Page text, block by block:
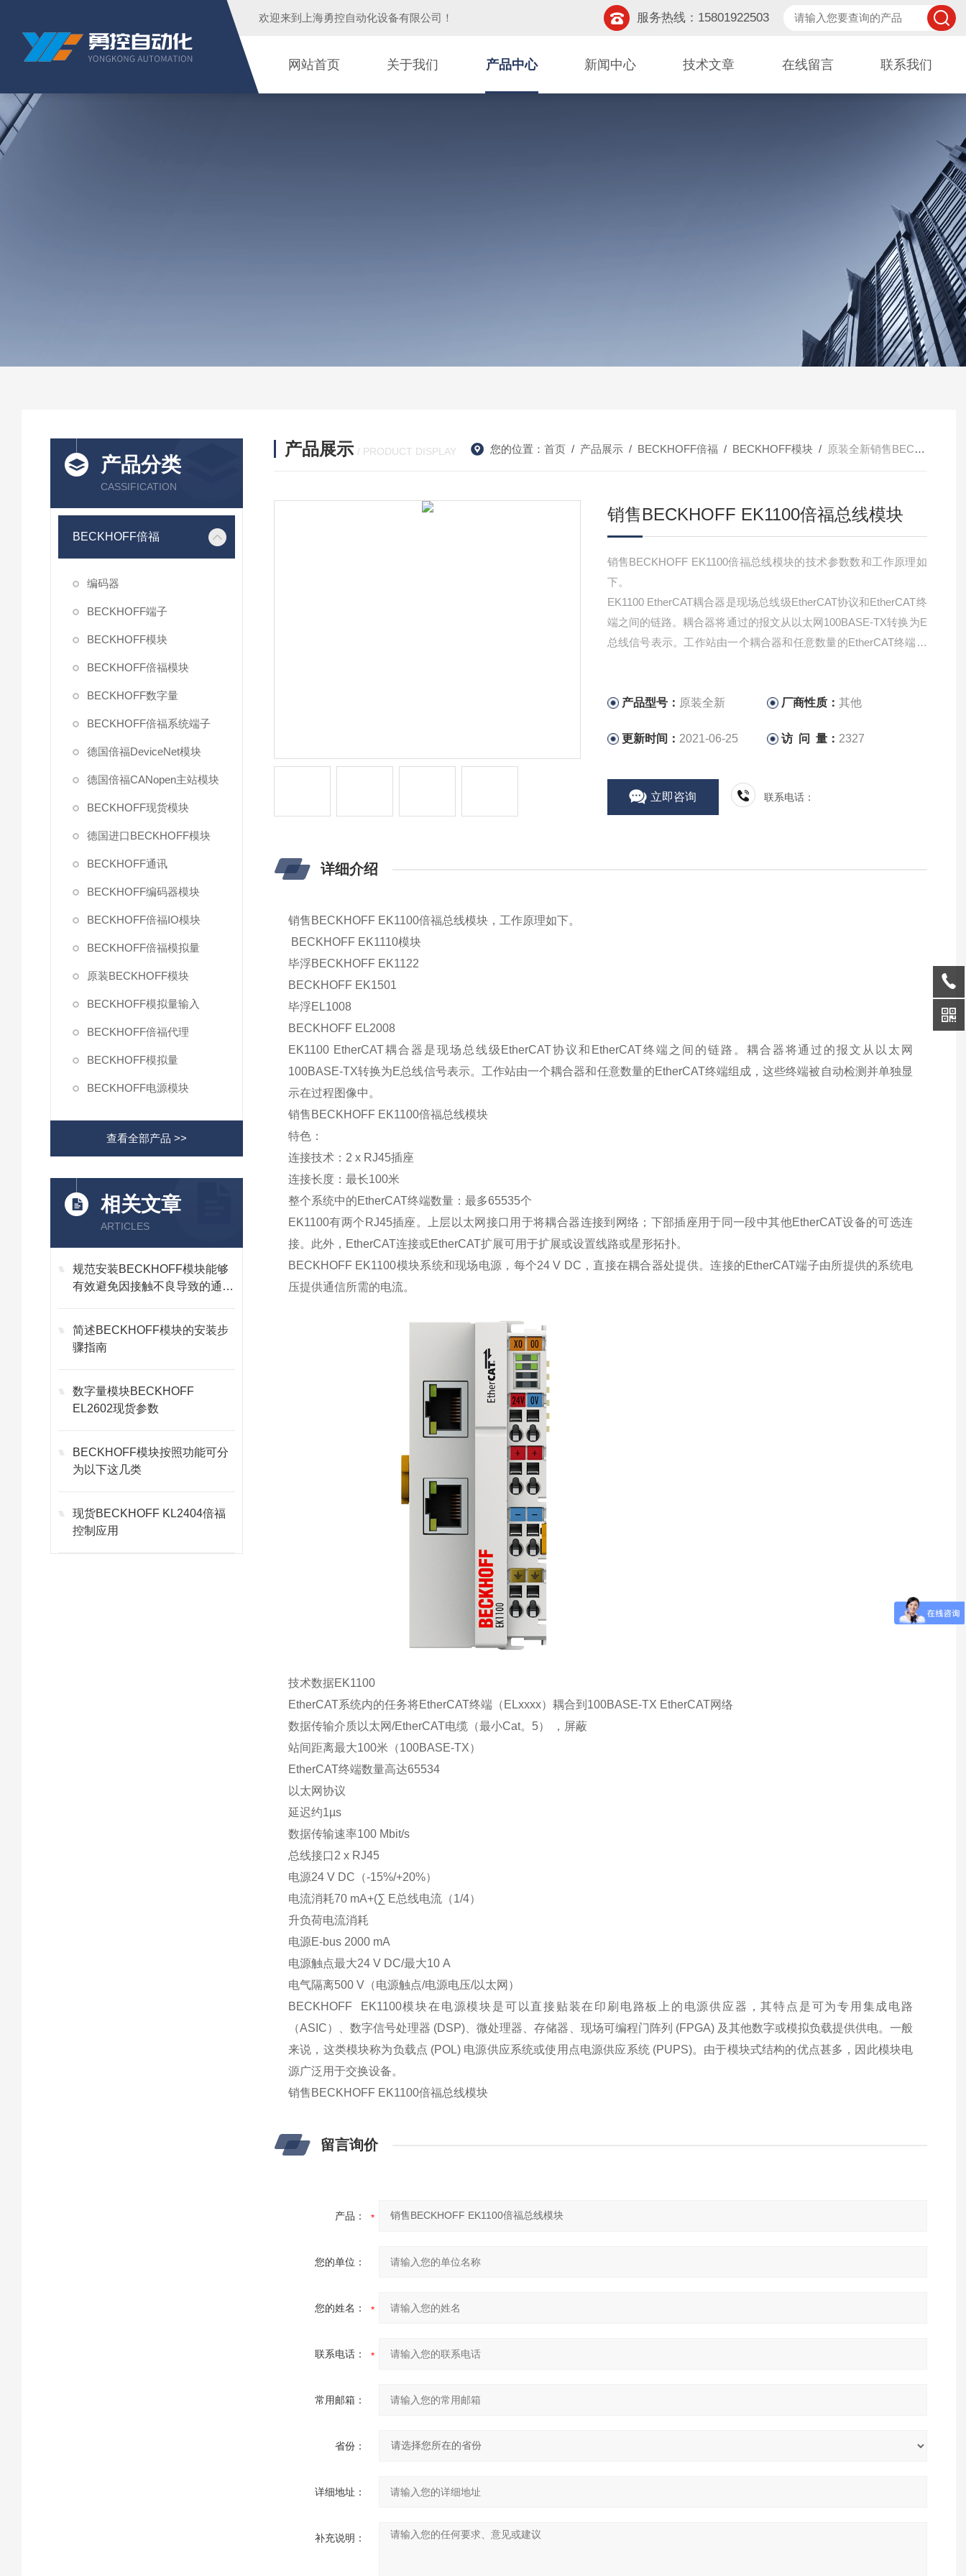
欢迎来到 上海勇控自动化设备有限公司 ！ 服务热线：15801922503
网站首页 关于我们 产品中心 新闻中心 技术文章 在线留言 联系我们
产品分类
CASSIFICATION
BECKHOFF倍福
编码器
BECKHOFF端子
BECKHOFF模块
BECKHOFF倍福模块
BECKHOFF数字量
BECKHOFF倍福系统端子
德国倍福DeviceNet模块
德国倍福CANopen主站模块
BECKHOFF现货模块
德国进口BECKHOFF模块
BECKHOFF通讯
BECKHOFF编码器模块
BECKHOFF倍福IO模块
BECKHOFF倍福模拟量
原装BECKHOFF模块
BECKHOFF模拟量输入
BECKHOFF倍福代理
BECKHOFF模拟量
BECKHOFF电源模块
查看全部产品 >>
相关文章
ARTICLES
规范安装BECKHOFF模块能够
有效避免因接触不良导致的通讯
简述BECKHOFF模块的安装步
骤指南
数字量模块BECKHOFF
EL2602现货参数
BECKHOFF模块按照功能可分
为以下这几类
现货BECKHOFF KL2404倍福
控制应用
产品展示 / PRODUCT DISPLAY 您的位置： 首页/ 产品展示/ BECKHOFF倍福 / BECKHOFF模块/ 原装全新销售BECKHOFF EK1100倍福总线模块
销售BECKHOFF EK1100倍福总线模块
销售BECKHOFF EK1100倍福总线模块的技术参数数和工作原理如
下。
EK1100 EtherCAT耦合器是现场总线级EtherCAT协议和EtherCAT终
端之间的链路。耦合器将通过的报文从以太网100BASE-TX转换为E
总线信号表示。工作站由一个耦合器和任意数量的EtherCAT终端组
产品型号： 原装全新 厂商性质：其他
更新时间： 2021-06-25 访 问 量： 2327
立即咨询 联系电话：
详细介绍
销售BECKHOFF EK1100倍福总线模块，工作原理如下。
BECKHOFF EK1110模块
毕浮BECKHOFF EK1122
BECKHOFF EK1501
毕浮EL1008
BECKHOFF EL2008
EK1100 EtherCAT耦合器是现场总线级EtherCAT协议和EtherCAT终端之间的链路。耦合器将通过的报文从以太网
100BASE-TX转换为E总线信号表示。工作站由一个耦合器和任意数量的EtherCAT终端组成，这些终端被自动检测并单独显
示在过程图像中。
销售BECKHOFF EK1100倍福总线模块
特色：
连接技术：2 x RJ45插座
连接长度：最长100米
整个系统中的EtherCAT终端数量：最多65535个
EK1100有两个RJ45插座。上层以太网接口用于将耦合器连接到网络；下部插座用于同一段中其他EtherCAT设备的可选连
接。此外，EtherCAT连接或EtherCAT扩展可用于扩展或设置线路或星形拓扑。
BECKHOFF EK1100模块系统和现场电源，每个24 V DC，直接在耦合器处提供。连接的EtherCAT端子由所提供的系统电
压提供通信所需的电流。
技术数据EK1100
EtherCAT系统内的任务将EtherCAT终端（ELxxxx）耦合到100BASE-TX EtherCAT网络
数据传输介质以太网/EtherCAT电缆（最小Cat。5） ，屏蔽
站间距离最大100米（100BASE-TX）
EtherCAT终端数量高达65534
以太网协议
延迟约1µs
数据传输速率100 Mbit/s
总线接口2 x RJ45
电源24 V DC（-15%/+20%）
电流消耗70 mA+(∑ E总线电流（1/4）
升负荷电流消耗
电源E-bus 2000 mA
电源触点最大24 V DC/最大10 A
电气隔离500 V（电源触点/电源电压/以太网）
BECKHOFF EK1100模块在电源模块是可以直接贴装在印刷电路板上的电源供应器，其特点是可为专用集成电路
（ASIC）、数字信号处理器 (DSP)、微处理器、存储器、现场可编程门阵列 (FPGA) 及其他数字或模拟负载提供供电。一般
来说，这类模块称为负载点 (POL) 电源供应系统或使用点电源供应系统 (PUPS)。由于模块式结构的优点甚多，因此模块电
源广泛用于交换设备。
销售BECKHOFF EK1100倍福总线模块
留言询价
产品：
您的单位：
您的姓名：
联系电话：
常用邮箱：
省份：
详细地址：
补充说明：